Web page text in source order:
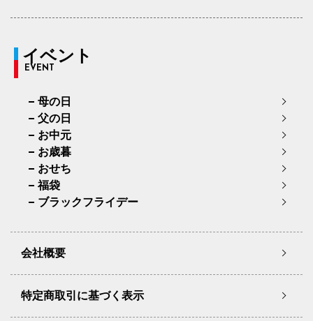
イベント
EVENT
母の日
父の日
お中元
お歳暮
おせち
福袋
ブラックフライデー
会社概要
特定商取引に基づく表示